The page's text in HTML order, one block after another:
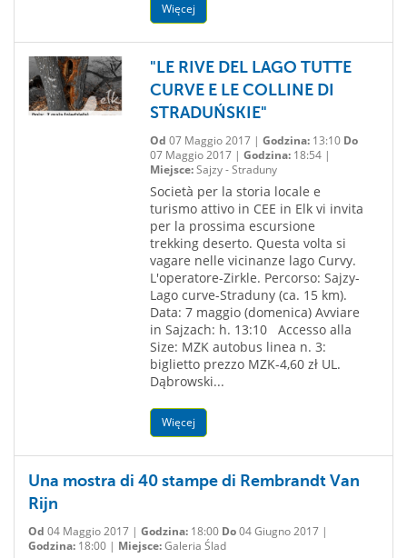
Więcej
"LE RIVE DEL LAGO TUTTE
CURVE E LE COLLINE DI
STRADUŃSKIE"
Od 07 Maggio 2017 | Godzina:13:10 Do
07 Maggio 2017 | Godzina:18:54 |
Miejsce:Sajzy - Straduny
Società per la storia locale e
turismo attivo in CEE in Elk vi invita
per la prossima escursione
trekking deserto. Questa volta si
vagare nelle vicinanze lago Curvy.
L'operatore-Zirkle. Percorso: Sajzy-
Lago curve-Straduny (ca. 15 km).
Data: 7 maggio (domenica) Avviare
in Sajzach: h. 13:10 Accesso alla
Size: MZK autobus linea n. 3:
biglietto prezzo MZK-4,60 zł UL.
Dąbrowski...
Więcej
Una mostra di 40 stampe di Rembrandt Van
Rijn
Od 04 Maggio 2017 | Godzina: 18:00 Do04 Giugno 2017 |
Godzina: 18:00 | Miejsce:Galeria Ślad